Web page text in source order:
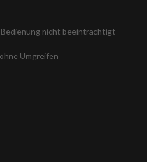
Bedienung nicht beeinträchtigt
Umgreifen